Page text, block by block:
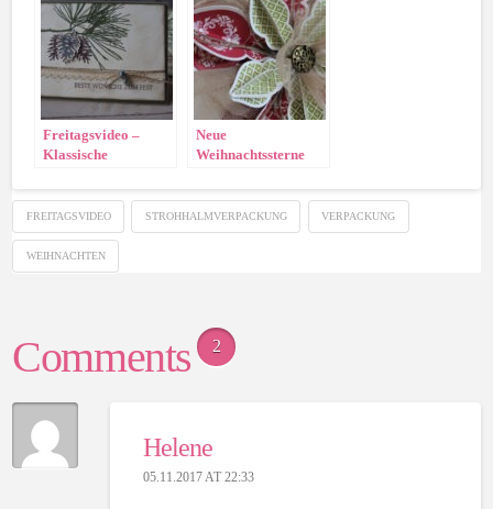
Freitagsvideo –
Klassische
Neue
Weihnachtssterne
FREITAGSVIDEO STROHHALMVERPACKUNG VERPACKUNG
WEIHNACHTEN
Comments 2
Helene
05.11.2017 AT 22:33